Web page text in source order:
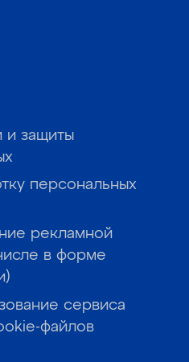
и защиты
персональных
рекламной
в форме
сервиса
файлов